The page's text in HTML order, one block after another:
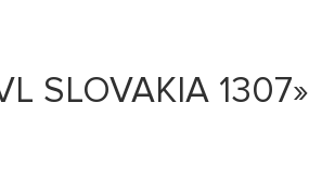
SLOVAKIA 1307»